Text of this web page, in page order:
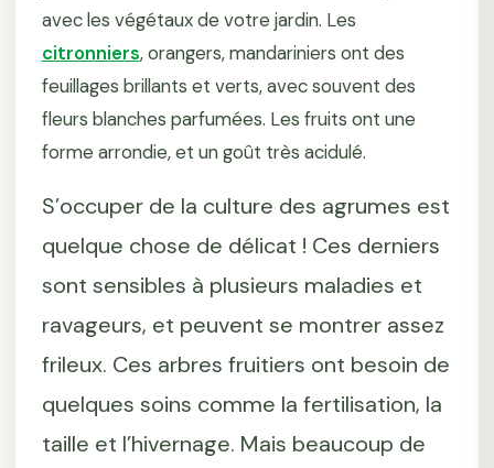
avec les végétaux de votre jardin. Les
citronniers, orangers, mandariniers ont des
feuillages brillants et verts, avec souvent des
fleurs blanches parfumées. Les fruits ont une
forme arrondie, et un goût très acidulé.
S’occuper de la culture des agrumes est
quelque chose de délicat ! Ces derniers
sont sensibles à plusieurs maladies et
ravageurs, et peuvent se montrer assez
frileux. Ces arbres fruitiers ont besoin de
quelques soins comme la fertilisation, la
taille et l’hivernage. Mais beaucoup de